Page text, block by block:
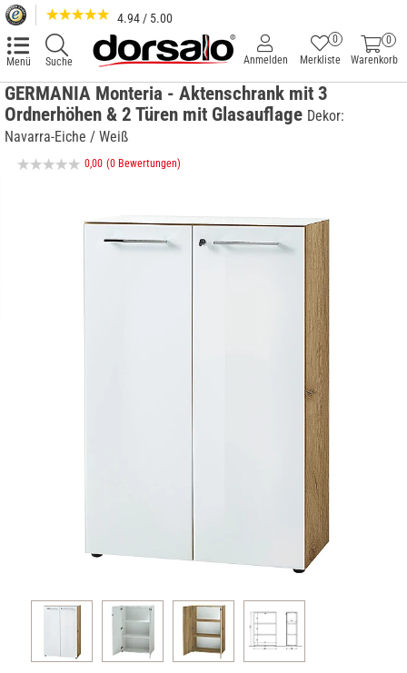
4.94 / 5.00
Menü Suche
0
Warenkorb
Merkliste
0
Anmelden
GERMANIA Monteria - Aktenschrank mit 3
Ordnerhöhen & 2 Türen mit Glasauflage Dekor:
Navarra-Eiche / Weiß
0,00 (0 Bewertungen)